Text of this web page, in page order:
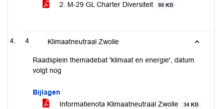
2. M-29 GL Charter Diversiteit 88 KB
4 Klimaatneutraal Zwolle
Raadsplein themadebat 'klimaat en energie', datum
volgt nog
Bijlagen
Informatienota Klimaatneutraal Zwolle
34 KB